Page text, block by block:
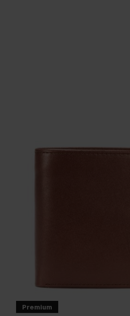
Premium